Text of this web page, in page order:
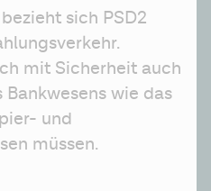
sich PSD2
mit Sicherheit auch
wie das
und
müssen.